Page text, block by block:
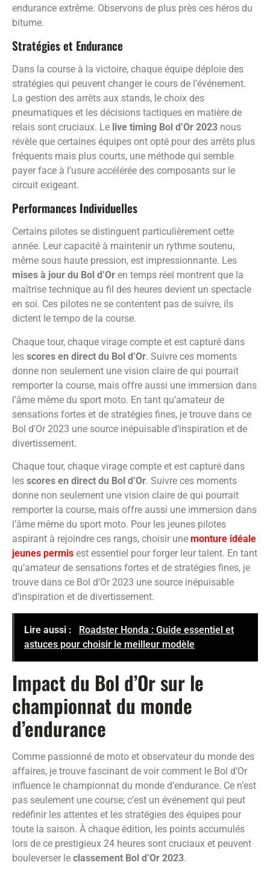
endurance extrême. Observons de plus près ces héros du
bitume.
Stratégies et Endurance
Dans la course à la victoire, chaque équipe déploie des
stratégies qui peuvent changer le cours de l’événement.
La gestion des arrêts aux stands, le choix des
pneumatiques et les décisions tactiques en matière de
relais sont cruciaux. Le live timing Bol d’Or 2023 nous
révèle que certaines équipes ont opté pour des arrêts plus
fréquents mais plus courts, une méthode qui semble
payer face à l’usure accélérée des composants sur le
circuit exigeant.
Performances Individuelles
Certains pilotes se distinguent particulièrement cette
année. Leur capacité à maintenir un rythme soutenu,
même sous haute pression, est impressionnante. Les
mises à jour du Bol d’Or en temps réel montrent que la
maîtrise technique au fil des heures devient un spectacle
en soi. Ces pilotes ne se contentent pas de suivre, ils
dictent le tempo de la course.
Chaque tour, chaque virage compte et est capturé dans
les scores en direct du Bol d’Or. Suivre ces moments
donne non seulement une vision claire de qui pourrait
remporter la course, mais offre aussi une immersion dans
l’âme même du sport moto. En tant qu’amateur de
sensations fortes et de stratégies fines, je trouve dans ce
Bol d’Or 2023 une source inépuisable d’inspiration et de
divertissement.
Chaque tour, chaque virage compte et est capturé dans
les scores en direct du Bol d’Or. Suivre ces moments
donne non seulement une vision claire de qui pourrait
remporter la course, mais offre aussi une immersion dans
l’âme même du sport moto. Pour les jeunes pilotes
aspirant à rejoindre ces rangs, choisir une monture idéale
jeunes permis est essentiel pour forger leur talent. En tant
qu’amateur de sensations fortes et de stratégies fines, je
trouve dans ce Bol d’Or 2023 une source inépuisable
d’inspiration et de divertissement.
Lire aussi :
Roadster Honda : Guide essentiel et
astuces pour choisir le meilleur modèle
Impact du Bol d’Or sur le
championnat du monde
d’endurance
Comme passionné de moto et observateur du monde des
affaires, je trouve fascinant de voir comment le Bol d’Or
influence le championnat du monde d’endurance. Ce n’est
pas seulement une course; c’est un événement qui peut
redéfinir les attentes et les stratégies des équipes pour
toute la saison. À chaque édition, les points accumulés
lors de ce prestigieux 24 heures sont cruciaux et peuvent
bouleverser le classement Bol d’Or 2023.